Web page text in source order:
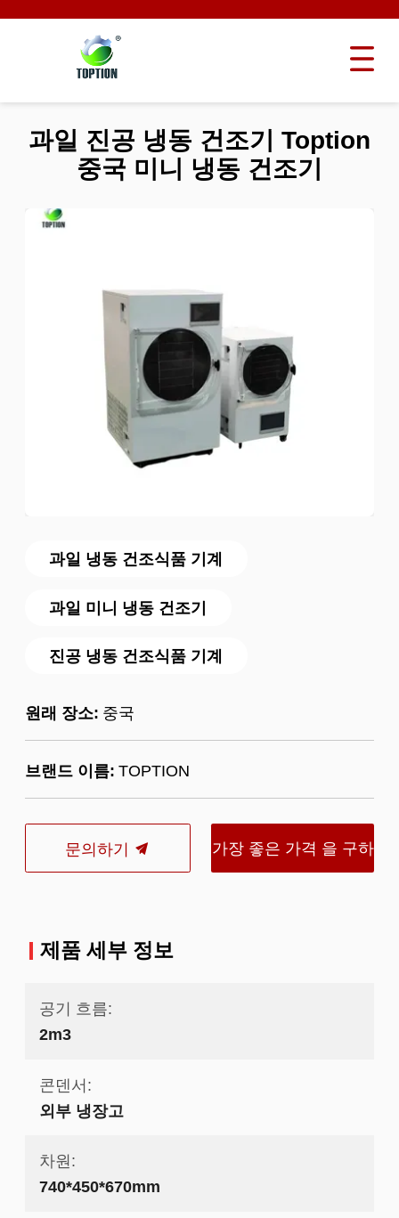
과일 냉동 건조식품 기계
과일 미니 냉동 건조기
진공 냉동 건조식품 기계
원래 장소: 중국
브랜드 이름: TOPTION
문의하기 가장 좋은 가격 을 구하
과일 진공 냉동 건조기 Toption
중국 미니 냉동 건조기
제품 세부 정보
공기 흐름:
2m3
콘덴서:
외부 냉장고
차원:
740*450*670mm